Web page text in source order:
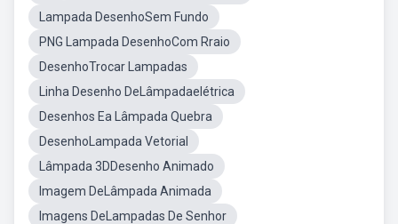
Lampada DesenhoSem Fundo
PNG Lampada DesenhoCom Rraio
DesenhoTrocar Lampadas
Linha Desenho DeLâmpadaelétrica
Desenhos Ea Lâmpada Quebra
DesenhoLampada Vetorial
Lâmpada 3DDesenho Animado
Imagem DeLâmpada Animada
Imagens DeLampadas De Senhor